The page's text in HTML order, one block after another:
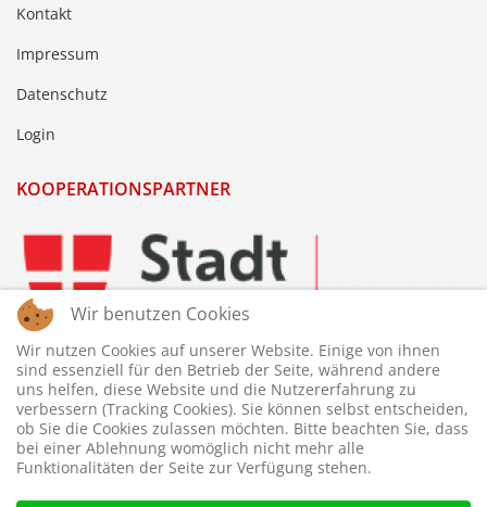
Kontakt
Impressum
Datenschutz
Login
KOOPERATIONSPARTNER
Wir benutzen Cookies
Wir nutzen Cookies auf unserer Website. Einige von ihnen
sind essenziell für den Betrieb der Seite, während andere
uns helfen, diese Website und die Nutzererfahrung zu
verbessern (Tracking Cookies). Sie können selbst entscheiden,
ob Sie die Cookies zulassen möchten. Bitte beachten Sie, dass
bei einer Ablehnung womöglich nicht mehr alle
Funktionalitäten der Seite zur Verfügung stehen.